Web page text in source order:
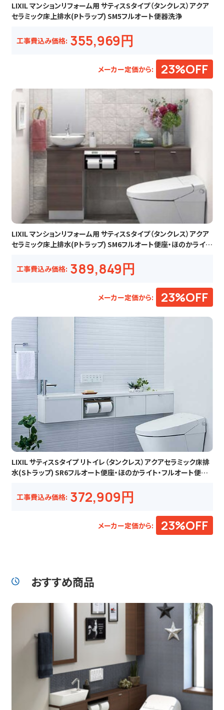
LIXIL マンションリフォーム用 サティスSタイプ（タンクレス）アクア
セラミック床上排水(Pトラップ) SM5フルオート便器洗浄
工事費込み価格: 355,969円
メーカー定価から: 23%OFF
LIXIL マンションリフォーム用 サティスSタイプ（タンクレス）アクア
セラミック床上排水(Pトラップ) SM6フルオート便座・ほのかライ
工事費込み価格: 389,849円
メーカー定価から: 23%OFF
LIXIL サティスSタイプ リトイレ（タンクレス）アクアセラミック床排
水(Sトラップ) SR6フルオート便座・ほのかライト・フルオート便器
工事費込み価格: 372,909円
メーカー定価から: 23%OFF
おすすめ商品